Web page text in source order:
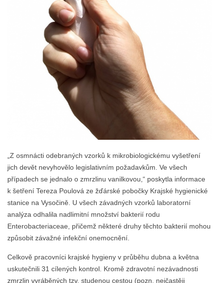
„Z osmnácti odebraných vzorků k mikrobiologickému vyšetření
jich devět nevyhovělo legislativním požadavkům. Ve všech
případech se jednalo o zmrzlinu vanilkovou,“ poskytla informace
k šetření Tereza Poulová ze žďárské pobočky Krajské hygienické
stanice na Vysočině. U všech závadných vzorků laboratorní
analýza odhalila nadlimitní množství bakterií rodu
Enterobacteriaceae, přičemž některé druhy těchto bakterií mohou
způsobit závažné infekční onemocnění.
Celkově pracovníci krajské hygieny v průběhu dubna a května
uskutečnili 31 cílených kontrol. Kromě zdravotní nezávadnosti
zmrzlin vyráběných tzv. studenou cestou (pozn. nejčastěji